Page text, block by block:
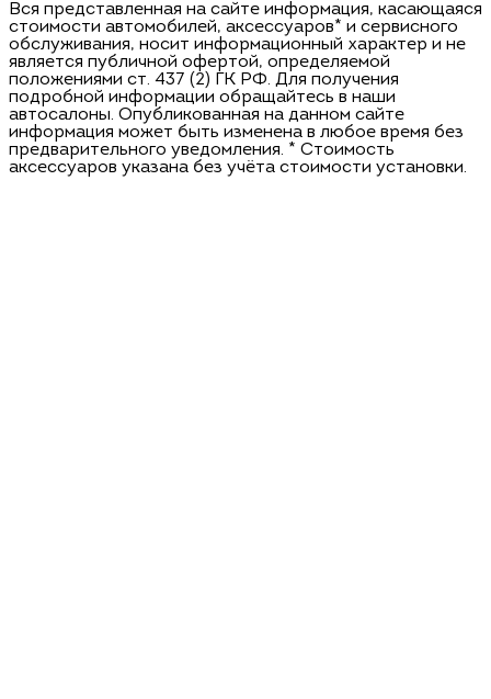
Вся представленная на сайте информация, касающаяся
стоимости автомобилей, аксессуаров* и сервисного
обслуживания, носит информационный характер и не
является публичной офертой, определяемой
положениями ст. 437 (2) ГК РФ. Для получения
подробной информации обращайтесь в наши
автосалоны. Опубликованная на данном сайте
информация может быть изменена в любое время без
предварительного уведомления. * Стоимость
аксессуаров указана без учёта стоимости установки.